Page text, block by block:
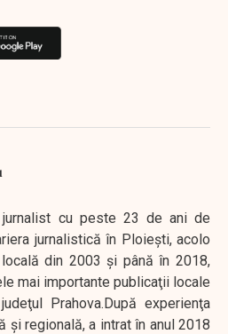
cu peste 23 de ani de
jurnalistică în Ploieşti, acolo
din 2003 şi până în 2018,
mai importante publicaţii locale
Prahova.După experienţa
şi regională, a intrat în anul 2018